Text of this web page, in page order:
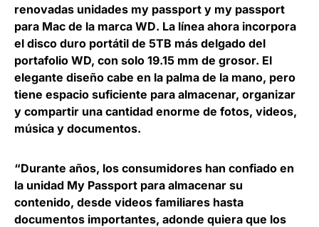
renovadas unidades my passport y my passport
para Mac de la marca WD. La línea ahora incorpora
el disco duro portátil de 5TB más delgado del
portafolio WD, con solo 19.15 mm de grosor. El
elegante diseño cabe en la palma de la mano, pero
tiene espacio suficiente para almacenar, organizar
y compartir una cantidad enorme de fotos, videos,
música y documentos.
“Durante años, los consumidores han confiado en
la unidad My Passport para almacenar su
contenido, desde videos familiares hasta
documentos importantes, adonde quiera que los